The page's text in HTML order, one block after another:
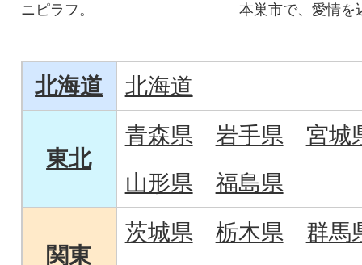
ニピラフ。
本巣市で、愛情を
北海道 北海道
東北
青森県 岩手県
宮城
山形県
福島県
関東
茨城県 栃木県 群馬